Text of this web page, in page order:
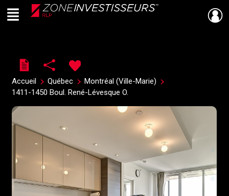
Live
En Direct
Menu
Accueil Québec
Montréal (Ville-Marie)
1411-1450 Boul. René-Lévesque O.